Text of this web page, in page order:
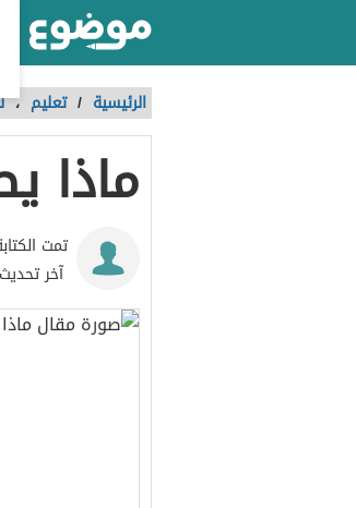
الرئيسية / تعليم ،
ماذا
تمت
آخر